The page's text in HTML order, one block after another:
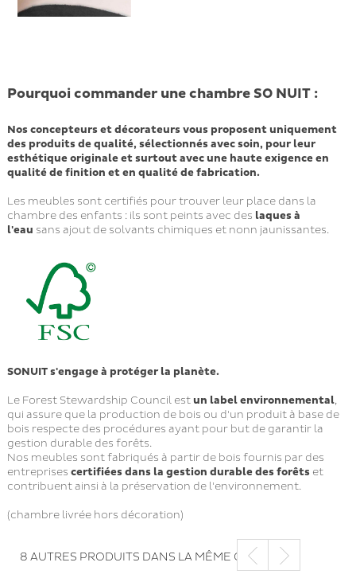
Pourquoi commander une chambre SO NUIT :
Nos concepteurs et décorateurs vous proposent uniquement
des produits de qualité, sélectionnés avec soin, pour leur
esthétique originale et surtout avec une haute exigence en
qualité de finition et en qualité de fabrication.
Les meubles sont certifiés pour trouver leur place dans la
chambre des enfants : ils sont peints avec des laques à
l'eau sans ajout de solvants chimiques et nonn jaunissantes.
SONUIT s'engage à protéger la planète.
Le Forest Stewardship Council estun label environnemental,
qui assure que la production de bois ou d'un produit à base de
bois respecte des procédures ayant pour but de garantir la
gestion durable des forêts.
Nos meubles sont fabriqués à partir de bois fournis par des
entreprises certifiées dans la gestion durable des forêtset
contribuent ainsi à la préservation de l'environnement.
(chambre livrée hors décoration)
8 AUTRES PRODUITS DANS LA MÊME CATÉGORIE